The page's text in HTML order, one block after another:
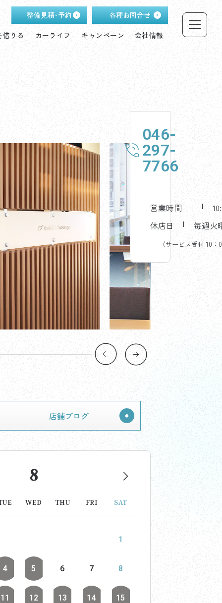
借りる カーライフ キャンペーン 会社情報
整備見積･予約 各種お問合せ
046-
297-
7766
店
舗
へ
W
E
問
合
せ
一
営業時間
休店日
毎週火
（サービス受付 10：
店舗ブログ
8
WED THU FRI SAT
1
4 5 6 7 8
11 12 13 14 15